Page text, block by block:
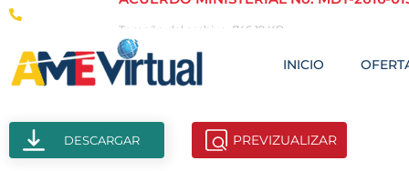
INICIO
Tamaño del archivo: 746.19 KB
Creado: 18-11-2024
Vistas: 102
DESCARGAR PREVIZUALIZAR